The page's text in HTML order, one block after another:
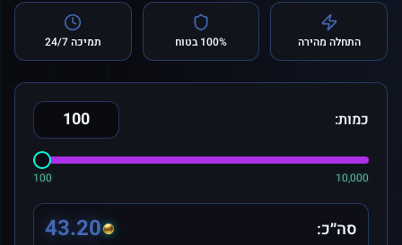
התחלה מהירה 100% בטוח תמיכה 24/7
כמות:
100 10,000
סה״כ: 43.20